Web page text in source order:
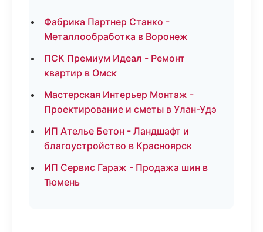
Фабрика Партнер Станко -
Металлообработка в Воронеж
ПСК Премиум Идеал - Ремонт
квартир в Омск
Мастерская Интерьер Монтаж -
Проектирование и сметы в Улан-Удэ
ИП Ателье Бетон - Ландшафт и
благоустройство в Красноярск
ИП Сервис Гараж - Продажа шин в
Тюмень